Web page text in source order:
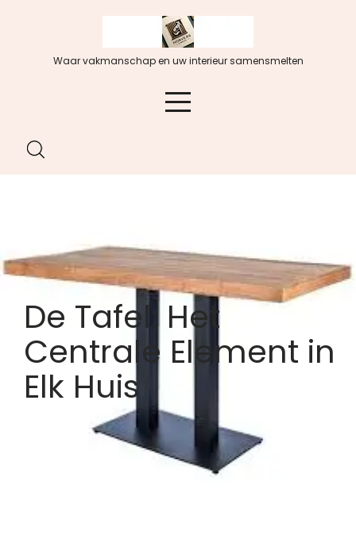
Waar vakmanschap en uw interieur samensmelten
De Tafel: Het
Centrale Element in
Elk Huis